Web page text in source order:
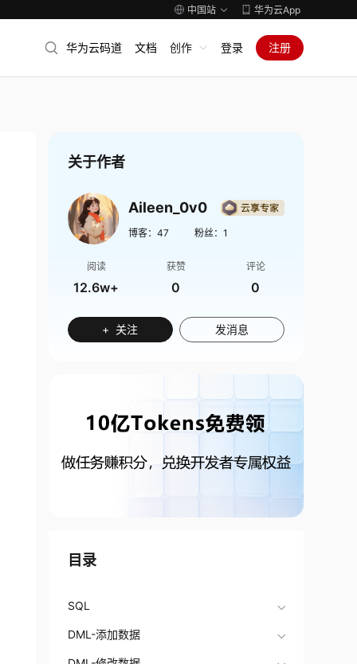
中国站 华为云App
华为云码道 文档 创作 登录 注册
关于作者
Aileen_0v0
博客： 47 粉丝： 1
阅读
12.6w+
获赞
0
评论
0
+ 关注 发消息
目录
SQL
DML-添加数据